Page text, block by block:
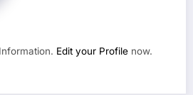
Edit your Profile now.